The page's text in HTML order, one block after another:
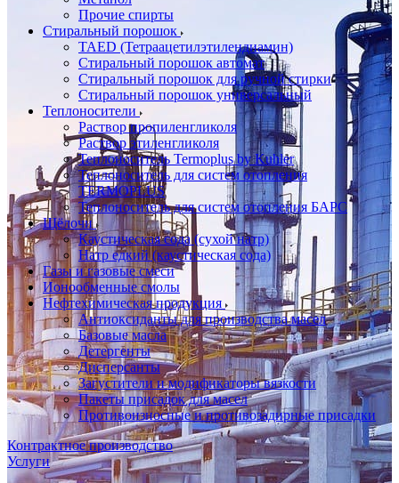
Прочие спирты
Стиральный порошок
TAED (Тетраацетилэтилендиамин)
Стиральный порошок автомат
Стиральный порошок для ручной стирки
Стиральный порошок универсальный
Теплоносители
Раствор пропиленгликоля
Раствор этиленгликоля
Теплоноситель Termoplus by Kuhler
Теплоноситель для систем отопления
TERMOPLUS
Теплоноситель для систем отопления БАРС
Щёлочи
Каустическая сода (сухой натр)
Натр едкий (каустическая сода)
Газы и газовые смеси
Ионообменные смолы
Нефтехимическая продукция
Антиоксиданты для производства масел
Базовые масла
Детергенты
Дисперсанты
Загустители и модификаторы вязкости
Пакеты присадок для масел
Противоизносные и противозадирные присадки
Контрактное производство
Услуги